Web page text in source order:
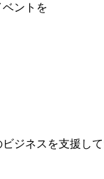
ントを
ジネスを支援して